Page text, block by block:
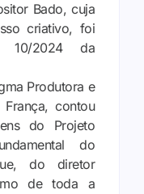
Bado, cuja
criativo, foi
10/2024 da
Produtora e
contou
do Projeto
do
do diretor
de toda a